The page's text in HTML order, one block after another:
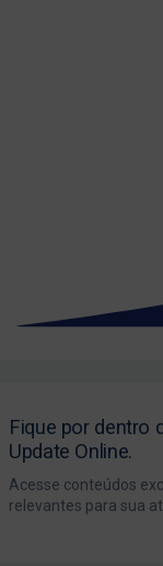
Fique por dentro
Update Online.
Acesse conteúdos
relevantes para sua